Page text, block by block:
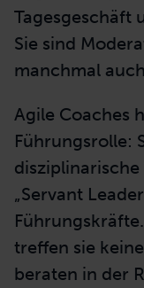
Tagesgeschäft
Sie sind
manchmal
Agile Coaches
Führungsrolle:
„Servant
treffen sie
beraten in der